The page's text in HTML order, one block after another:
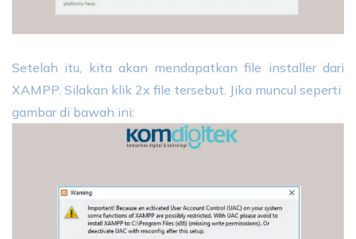
Setelah itu, kita akan mendapatkan file installer dari
XAMPP. Silakan klik 2x file tersebut. Jika muncul seperti
gambar di bawah ini: